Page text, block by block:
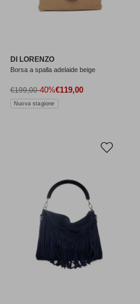
DI LORENZO
Borsa a spalla adelaide beige
Prezzo di vendita
€119,00
Prezzo normale
€199,00-40%
Nuova stagione